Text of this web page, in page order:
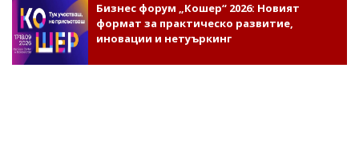
Бизнес форум „Кошер“ 2026: Новият
формат за практическо развитие,
иновации и нетуъркинг